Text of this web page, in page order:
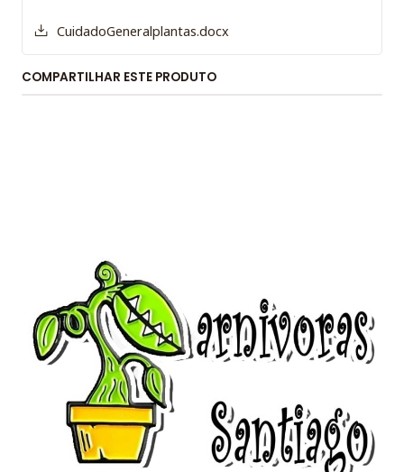
CuidadoGeneralplantas.docx
COMPARTILHAR ESTE PRODUTO